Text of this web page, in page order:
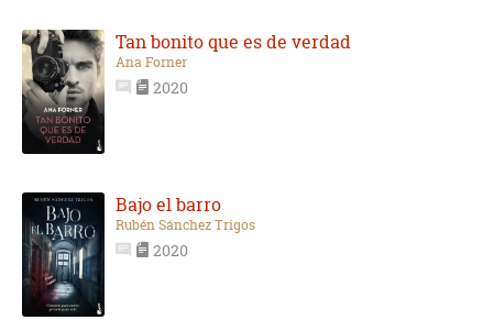
Tan bonito que es de verdad
Ana Forner
2020
Bajo el barro
Rubén Sánchez Trigos
2020